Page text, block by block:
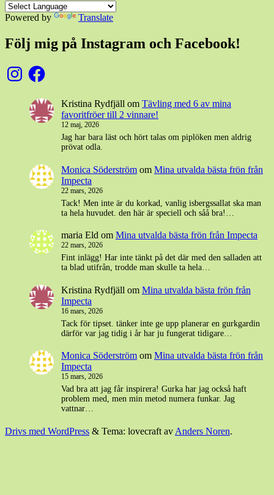
Powered by Translate
Följ mig på Instagram och Facebook!
InstagramFacebook
Kristina Rydfjäll om Tävling med 6 av mina
favoritfröer till 2 vinnare!
12 maj, 2026
Jag har bara läst och hört talas om piplöken men aldrig
prövat odla.
Monica Söderström om Mina utvalda bästa frön från
Impecta
22 mars, 2026
Tack! Men inte är du korkad, vanlig isbergssallat ska man
ta hela huvudet. den här är speciell och såå bra!…
maria Eld om Mina utvalda bästa frön från Impecta
22 mars, 2026
Fint inlägg! Har inte tänkt på det där med den salladen att
ta blad utifrån, trodde man skulle ta hela…
Kristina Rydfjäll om Mina utvalda bästa frön från
Impecta
16 mars, 2026
Tack för tipset. tänker inte ge upp planerar en gurkgardin
därför var jag tidig i år har ju fungerat tidigare…
Monica Söderström om Mina utvalda bästa frön från
Impecta
15 mars, 2026
Vad bra att jag får inspirera! Gurka har jag också haft
problem med, men min metod numera funkar. Jag
vattnar…
Drivs med WordPress & Tema: lovecraft av Anders Noren.